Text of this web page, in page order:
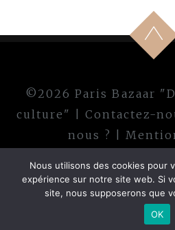
©2026 Paris Bazaar
culture" | Contactez-
nous ?
Nous utilisons des cookies pour
expérience sur notre site web. Si
site, nous supposerons que
OK